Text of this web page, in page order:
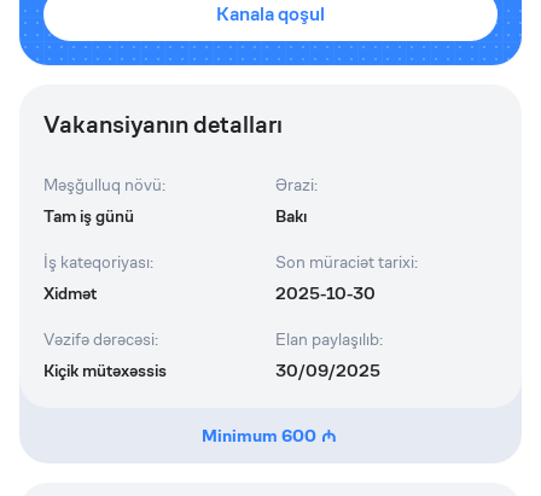
Kanala qoşul
Vakansiyanın detalları
Məşğulluq növü:
Tam iş günü
Ərazi:
Bakı
İş kateqoriyası:
Xidmət
Son müraciət tarixi:
2025-10-30
Vəzifə dərəcəsi:
Kiçik mütəxəssis
Elan paylaşılıb:
30/09/2025
Minimum 600